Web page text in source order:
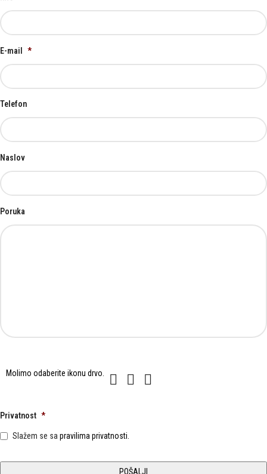
E-mail *
Telefon
Naslov
Poruka
Molimo odaberite ikonu drvo
Molimo
odaberite
1 2
Privatnost *
Slažem se sa pravilima privatnosti.